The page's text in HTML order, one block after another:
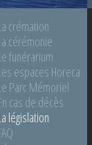
crémation
cérémonie
funérarium
espaces Horeca
Parc Mémoriel
cas de décès
législation